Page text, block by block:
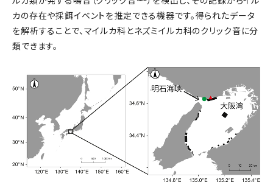
カの存在や採餌イベントを推定できる機器です。得られたデータ
を解析することで、マイルカ科とネズミイルカ科のクリック音に分
類できます。